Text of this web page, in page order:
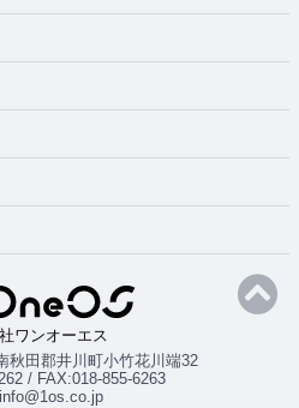
ワンオーエス
秋田郡井川町小竹花川端32
/ FAX:018-855-6263